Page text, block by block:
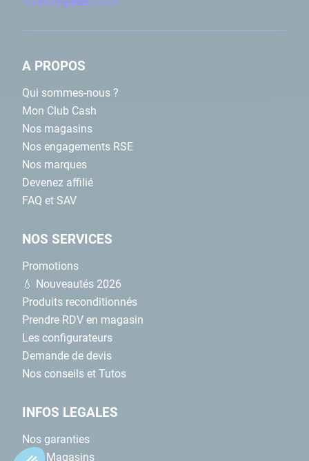
A PROPOS
Qui sommes-nous ?
Mon Club Cash
Nos magasins
Nos engagements RSE
Nos marques
Devenez affilié
FAQ et SAV
NOS SERVICES
Promotions
💧 Nouveautés 2026
Produits reconditionnés
Prendre RDV en magasin
Les configurateurs
Demande de devis
Nos conseils et Tutos
INFOS LEGALES
Nos garanties
CGV Magasins